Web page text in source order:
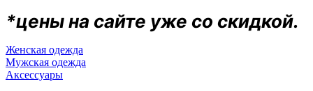
*цены на сайте уже со скидкой.
Женская одежда
Мужская одежда
Аксессуары